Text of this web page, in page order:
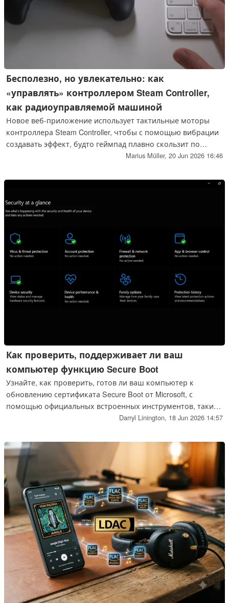
Бесполезно, но увлекательно: как
«управлять» контроллером Steam Controller,
как радиоуправляемой машиной
Новое веб-приложение использует тактильные моторы
контроллера Steam Controller, чтобы с помощью вибрации
создавать эффект, будто геймпад плавно скользит по
столу. Любой владелец контроллера Steam Controller может
Marius Müller, 20 Jun 2026 16:46
Как проверить, поддерживает ли ваш
компьютер функцию Secure Boot
Узнайте, как проверить, готов ли ваш компьютер к
обновлению сертификата Secure Boot от Microsoft, с
помощью официальных встроенных инструментов, таких
как приложение «Безопасность Windows».
Darryl Linington, 18 Jun 2026 14:57